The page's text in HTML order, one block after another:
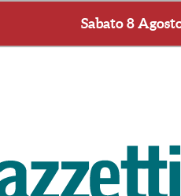
Sabato 8